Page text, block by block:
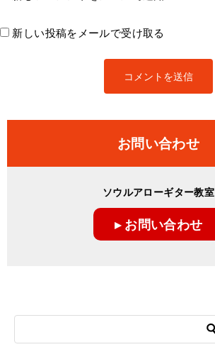
新しい投稿をメールで受け取る
お問い合わせ
ソウルアローギター教室
▸ お問い合わせ